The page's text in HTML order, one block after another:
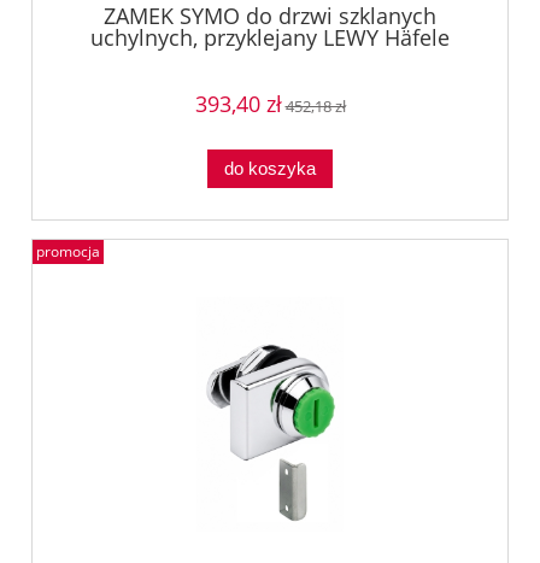
ZAMEK SYMO do drzwi szklanych
uchylnych, przyklejany LEWY Häfele
23346003
393,40 zł452,18 zł
do koszyka
promocja